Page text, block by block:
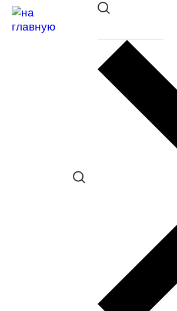
Оправа Glory мет. 549
в наличии (До 5 шт.)
конкретном салоне
Закажите понравившуюся
в ближайший салон “Оптик-
*Доступно для Республики
Сравнить товар